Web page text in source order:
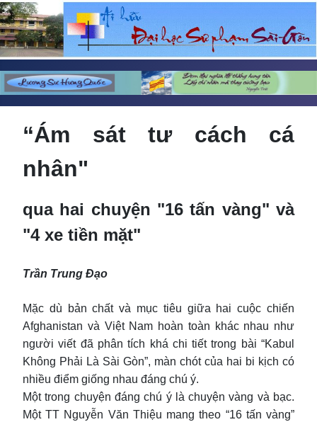
“Ám sát tư cách cá
nhân"
qua hai chuyện "16 tấn vàng" và
"4 xe tiền mặt"
Trần Trung Đạo
Mặc dù bản chất và mục tiêu giữa hai cuộc chiến
Afghanistan và Việt Nam hoàn toàn khác nhau như
người viết đã phân tích khá chi tiết trong bài “Kabul
Không Phải Là Sài Gòn”, màn chót của hai bi kịch có
nhiều điểm giống nhau đáng chú ý.
Một trong chuyện đáng chú ý là chuyện vàng và bạc.
Một TT Nguyễn Văn Thiệu mang theo “16 tấn vàng”